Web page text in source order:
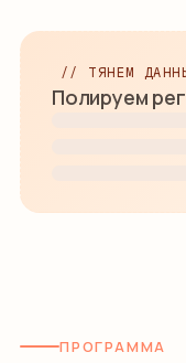
// ТЯНЕМ
Бежим за
ПРОГРАММА